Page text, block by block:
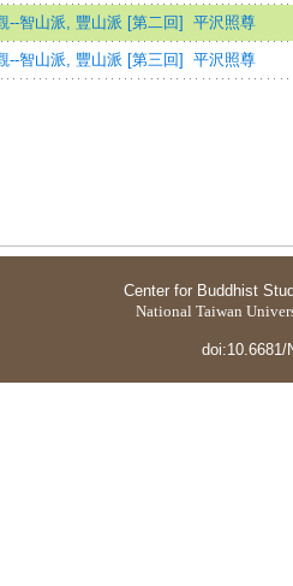
--智山派, 豐山派 [第二回] 平沢照尊
--智山派, 豐山派 [第三回] 平沢照尊
Center for Buddhist
National Taiwan
doi:10.6681/